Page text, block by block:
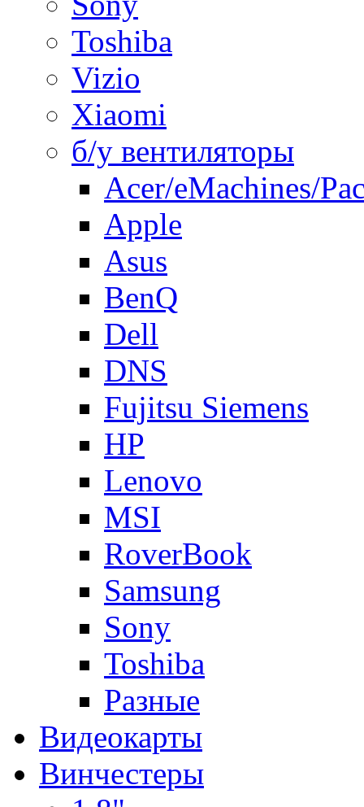
Toshiba
Vizio
Xiaomi
б/у вентиляторы
Acer/eMachines/
Apple
Asus
BenQ
Dell
DNS
Fujitsu Siemens
HP
Lenovo
MSI
RoverBook
Samsung
Sony
Toshiba
Разные
Видеокарты
Винчестеры